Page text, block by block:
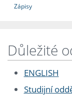
Zápisy
Důležité
ENGLISH
Studijní